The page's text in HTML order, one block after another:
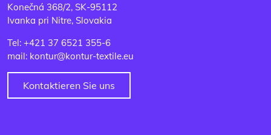
Konečná 368/2, SK-95112
Ivanka pri Nitre, Slovakia
Tel: +421 37 6521 355-6
mail: kontur@kontur-textile.eu
Kontaktieren Sie uns